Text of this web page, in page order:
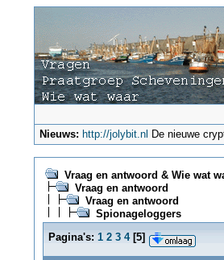
Nieuws: http://jolybit.nl De nieuwe
Vraag en antwoord & Wie wat
Vraag en antwoord
Vraag en antwoord
Spionageloggers
Pagina's: 1 2 3 4[5]